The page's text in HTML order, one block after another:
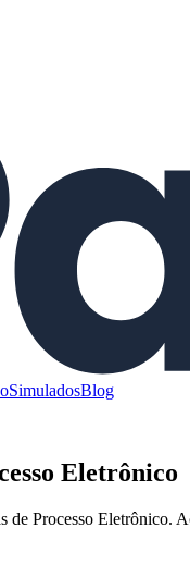
SimuladosBlog
Eletrônico
de Processo Eletrônico.